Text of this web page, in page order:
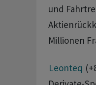
und
Millionen
Leonteq